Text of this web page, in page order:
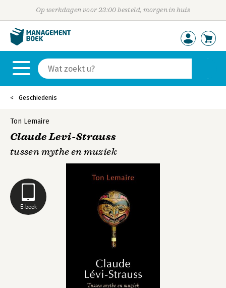
Op werkdagen voor 23:00 besteld, morgen in huis
Geschiedenis
E-book
Ton Lemaire
Claude Levi-Strauss
tussen mythe en muziek